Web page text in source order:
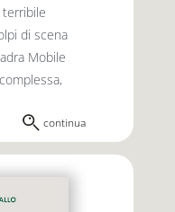
di scena
Mobile
continua